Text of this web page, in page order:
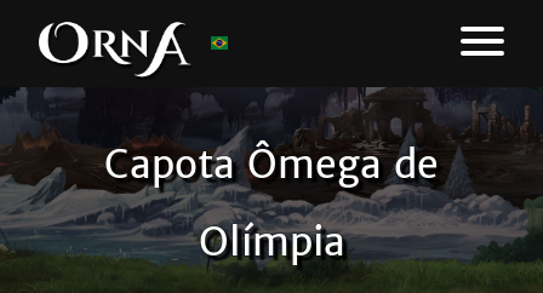
Capota Ômega de
Olímpia